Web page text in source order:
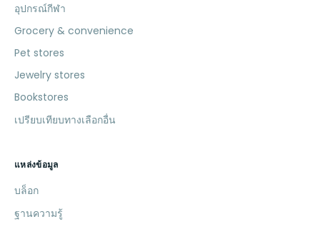
อุปกรณ์กีฬา
Grocery & convenience
Pet stores
Jewelry stores
Bookstores
เปรียบเทียบทางเลือกอื่น
แหล่งข้อมูล
บล็อก
ฐานความรู้